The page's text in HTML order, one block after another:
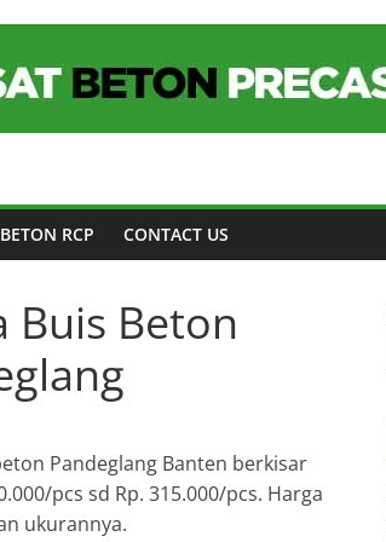
RCP CONTACT US
Buis Beton
Pandeglang Banten berkisar
pcs sd Rp. 315.000/pcs. Harga
ukurannya.